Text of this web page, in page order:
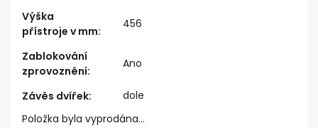
Výška
přístroje v mm:
456
Zablokování
zprovoznění:
Ano
Závěs dvířek:
dole
Položka byla vyprodána…